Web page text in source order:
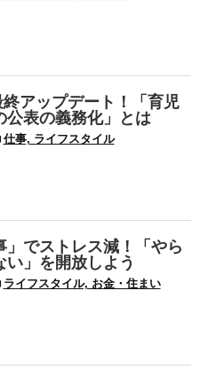
アップデート！「育児
公表の義務化」とは
仕事, ライフスタイル
」でストレス減！「やら
い」を開放しよう
ライフスタイル, お金・住まい